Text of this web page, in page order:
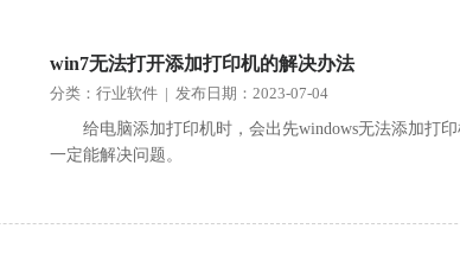
win7无法打开添加打印机的解决办法
分类：行业软件 | 发布日期：2023-07-04
给电脑添加打印机时，会出先windows无法添加打
一定能解决问题。